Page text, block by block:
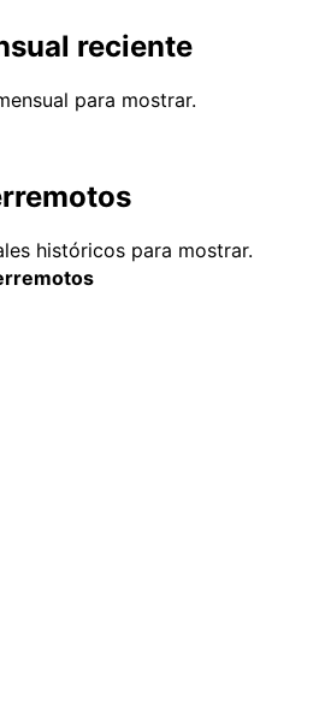
reciente
para mostrar.
históricos para mostrar.